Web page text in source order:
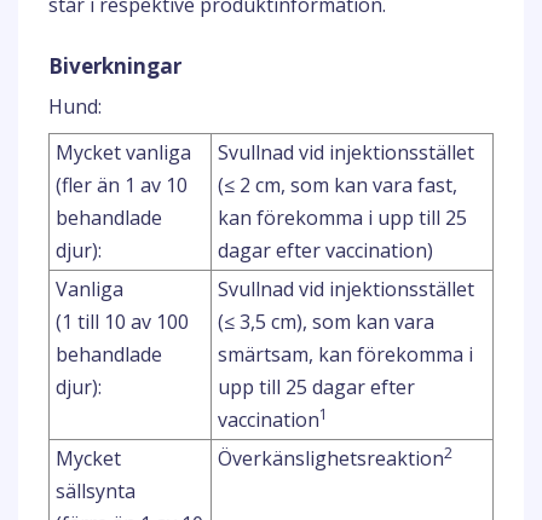
Biverkningar
Hund:
Mycket vanliga
(fler än 1 av 10
behandlade
djur):
Svullnad vid injektionsstället
(≤ 2 cm, som kan vara fast,
kan förekomma i upp till 25
dagar efter vaccination)
Vanliga
(1 till 10 av 100
behandlade
djur):
Svullnad vid injektionsstället
(≤ 3,5 cm), som kan vara
smärtsam, kan förekomma i
upp till 25 dagar efter
vaccination1
Mycket
sällsynta
Överkänslighetsreaktion2